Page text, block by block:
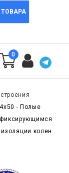
0
- Полые
колен